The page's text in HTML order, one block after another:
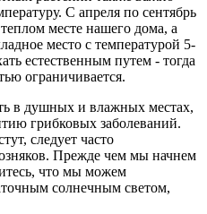
С апреля по сентябрь
месте нашего дома, а
место с температурой 5-
естественным путем - тогда
ограничивается.
в душных и влажных местах,
грибковых заболеваний.
следует часто
Прежде чем мы начнем
что мы можем
солнечным светом,